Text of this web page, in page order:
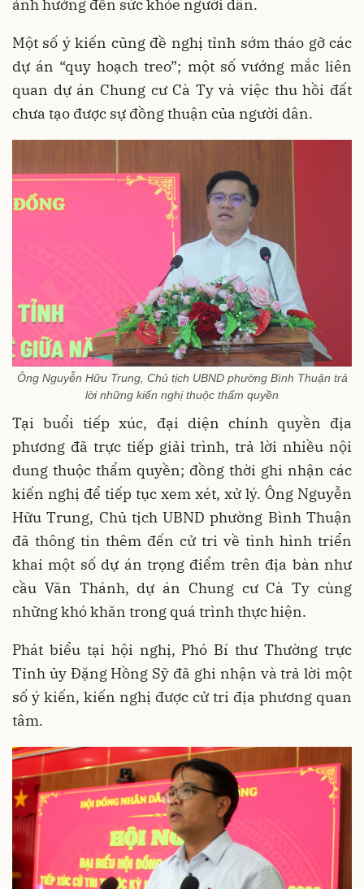
ảnh hưởng đến sức khỏe người dân.
Một số ý kiến cũng đề nghị tỉnh sớm tháo gỡ các
dự án “quy hoạch treo”; một số vướng mắc liên
quan dự án Chung cư Cà Ty và việc thu hồi đất
chưa tạo được sự đồng thuận của người dân.
Ông Nguyễn Hữu Trung, Chủ tịch UBND phường Bình Thuận trả
lời những kiến nghị thuộc thẩm quyền
Tại buổi tiếp xúc, đại diện chính quyền địa
phương đã trực tiếp giải trình, trả lời nhiều nội
dung thuộc thẩm quyền; đồng thời ghi nhận các
kiến nghị để tiếp tục xem xét, xử lý. Ông Nguyễn
Hữu Trung, Chủ tịch UBND phường Bình Thuận
đã thông tin thêm đến cử tri về tình hình triển
khai một số dự án trọng điểm trên địa bàn như
cầu Văn Thánh, dự án Chung cư Cà Ty cùng
những khó khăn trong quá trình thực hiện.
Phát biểu tại hội nghị, Phó Bí thư Thường trực
Tỉnh ủy Đặng Hồng Sỹ đã ghi nhận và trả lời một
số ý kiến, kiến nghị được cử tri địa phương quan
tâm.